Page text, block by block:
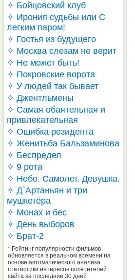
✧ Бойцовский клуб
✧ Ирония судьбы или С
легким паром!
✧ Гостья из будущего
✧ Москва слезам не верит
✧ Не может быть!
✧ Покровские ворота
✧ У людей так бывает
✧ Джентльмены
✧ Самая обаятельная и
привлекательная
✧ Ошибка резидента
✧ Женитьба Бальзаминова
✧ Беспредел
✧ 9 рота
✧ Небо. Самолет. Девушка.
✧ Д`Артаньян и три
мушкетёра
✧ Монах и бес
✧ День выборов
✧ Брат-2
* Рейтинг популярности фильмов
обновляется в реальном времени на
основе автоматического анализа
статистики интересов посетителей
сайта за последние 30 дней